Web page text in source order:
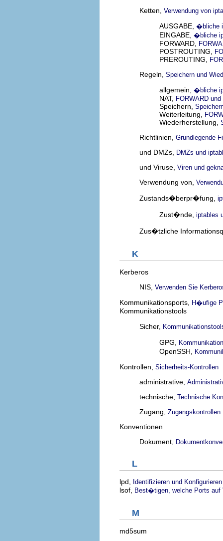
Ketten, Verwendung von
AUSGABE, �bliche
EINGABE, �bliche
FORWARD,
POSTROUTING,
PREROUTING,
Regeln, Speichern und
allgemein, �bliche
NAT, FORWARD
Speichern,
Weiterleitung,
Wiederherstellung,
Richtlinien, Grundlegende
und DMZs, DMZs und
und Viruse, Viren und
Verwendung von,
Zustands�berpr�fung,
Zust�nde, iptables
Zus�tzliche
K
Kerberos
NIS, Verwenden Sie
Kommunikationsports, H�ufige
Kommunikationstools
Sicher,
GPG,
OpenSSH,
Kontrollen, Sicherheits-Kontrollen
administrative,
technische, Technische
Zugang, Zugangskontrollen
Konventionen
Dokument,
L
lpd, Identifizieren und
lsof, Best�tigen, welche Ports auf
M
md5sum